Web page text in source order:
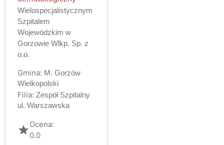
Wielospecjalistycznym
Szpitalem
Wojewódzkim w
Gorzowie Wlkp. Sp. z
o.o.
Gmina: M. Gorzów
Wielkopolski
Filia: Zespół Szpitalny
ul. Warszawska
gradeOcena:
0.0